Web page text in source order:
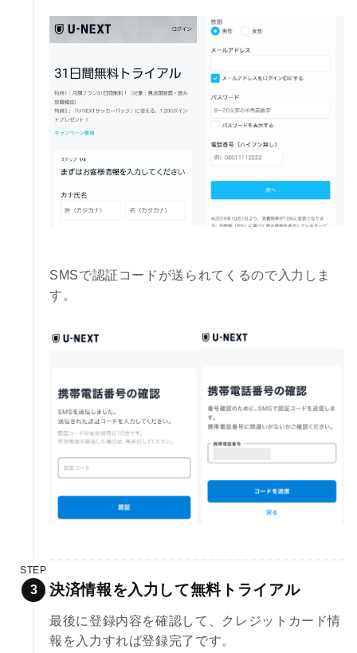
SMSで認証コードが送られてくるので入力しま
す。
STEP
決済情報を入力して無料トライアル
最後に登録内容を確認して、クレジットカード情
報を入力すれば登録完了です。